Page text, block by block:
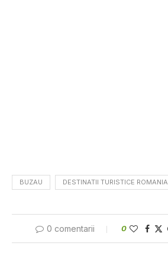
BUZAU DESTINATII TURISTICE ROMANIA
0 comentarii 0